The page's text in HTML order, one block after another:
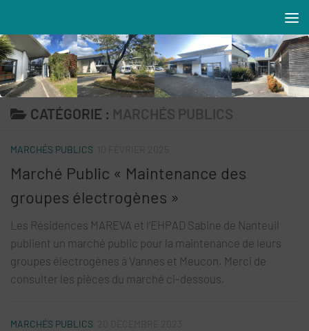
Résidences MAREVA
CATÉGORIE : MARCHÉS PUBLICS
MARCHÉS PUBLICS
Marché Public « Maintenance des
groupes électrogènes »
Les Résidences MAREVA et l’EHPAD Sabine de Nanteuil
publient un marché public pour la maintenance de leurs
groupes électrogènes à Vannes et Meucon. Merci de
consulter les pièces du marché ci-dessous.
MARCHÉS PUBLICS